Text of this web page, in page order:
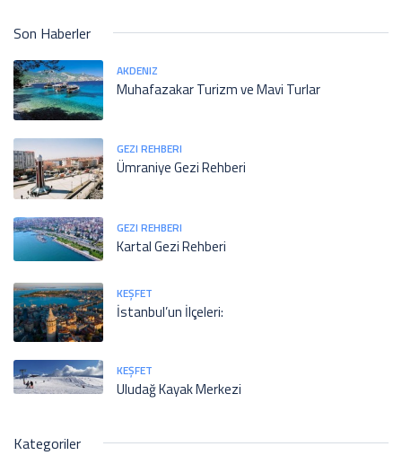
Son Haberler
AKDENIZ
Muhafazakar Turizm ve Mavi Turlar
GEZI REHBERI
Ümraniye Gezi Rehberi
GEZI REHBERI
Kartal Gezi Rehberi
KEŞFET
İstanbul’un İlçeleri:
KEŞFET
Uludağ Kayak Merkezi
Kategoriler